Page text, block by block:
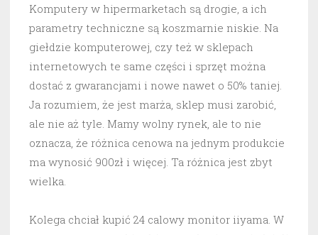
Komputery w hipermarketach są drogie, a ich
parametry techniczne są koszmarnie niskie. Na
giełdzie komputerowej, czy też w sklepach
internetowych te same części i sprzęt można
dostać z gwarancjami i nowe nawet o 50% taniej.
Ja rozumiem, że jest marża, sklep musi zarobić,
ale nie aż tyle. Mamy wolny rynek, ale to nie
oznacza, że różnica cenowa na jednym produkcie
ma wynosić 900zł i więcej. Ta różnica jest zbyt
wielka.
Kolega chciał kupić 24 calowy monitor iiyama. W